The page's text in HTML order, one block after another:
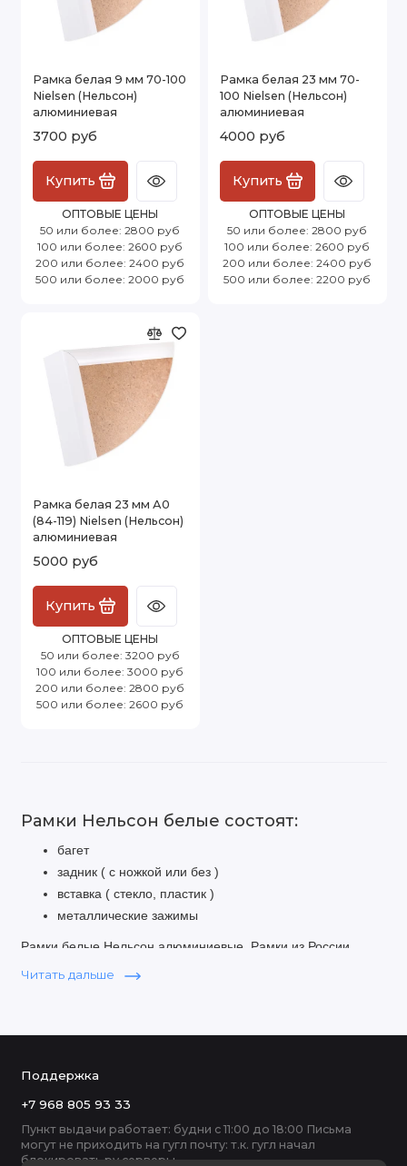
Рамка белая 9 мм 70-100
Nielsen (Нельсон)
алюминиевая
3700 руб
Купить
ОПТОВЫЕ ЦЕНЫ
50 или более: 2800 руб
100 или более: 2600 руб
200 или более: 2400 руб
500 или более: 2000 руб
Рамка белая 23 мм 70-
100 Nielsen (Нельсон)
алюминиевая
4000 руб
Купить
ОПТОВЫЕ ЦЕНЫ
50 или более: 2800 руб
100 или более: 2600 руб
200 или более: 2400 руб
500 или более: 2200 руб
Рамка белая 23 мм А0
(84-119) Nielsen (Нельсон)
алюминиевая
5000 руб
Купить
ОПТОВЫЕ ЦЕНЫ
50 или более: 3200 руб
100 или более: 3000 руб
200 или более: 2800 руб
500 или более: 2600 руб
Рамки Нельсон белые состоят:
багет
задник ( с ножкой или без )
вставка ( стекло, пластик )
металлические зажимы
Рамки белые Нельсон алюминиевые. Рамки из России
оптом и в розницу с доставкой от 500 руб.
Читать дальше
Поддержка
+7 968 805 93 33
Пункт выдачи работает: будни с 11:00 до 18:00 Письма
могут не приходить на гугл почту: т.к. гугл начал
блокировать ру серверы